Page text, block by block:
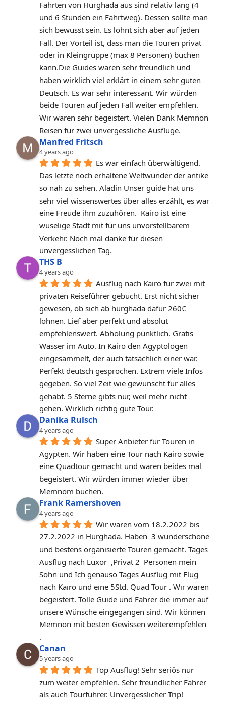
Fahrten von Hurghada aus sind relativ lang (4
und 6 Stunden ein Fahrtweg). Dessen sollte man
sich bewusst sein. Es lohnt sich aber auf jeden
Fall. Der Vorteil ist, dass man die Touren privat
oder in Kleingruppe (max 8 Personen) buchen
kann.Die Guides waren sehr freundlich und
haben wirklich viel erklärt in einem sehr guten
Deutsch. Es war sehr interessant. Wir würden
beide Touren auf jeden Fall weiter empfehlen.
Wir waren sehr begeistert. Vielen Dank Memnon
Reisen für zwei unvergessliche Ausflüge.
Manfred Fritsch
4 years ago
Es war einfach überwältigend.
Das letzte noch erhaltene Weltwunder der antike
so nah zu sehen. Aladin Unser guide hat uns
sehr viel wissenswertes über alles erzählt, es war
eine Freude ihm zuzuhören.  Kairo ist eine
wuselige Stadt mit für uns unvorstellbarem
Verkehr. Noch mal danke für diesen
unvergesslichen Tag.
THS B
4 years ago
Ausflug nach Kairo für zwei mit
privaten Reiseführer gebucht. Erst nicht sicher
gewesen, ob sich ab hurghada dafür 260€
lohnen. Lief aber perfekt und absolut
empfehlenswert. Abholung pünktlich. Gratis
Wasser im Auto. In Kairo den Ägyptologen
eingesammelt, der auch tatsächlich einer war.
Perfekt deutsch gesprochen. Extrem viele Infos
gegeben. So viel Zeit wie gewünscht für alles
gehabt. 5 Sterne gibts nur, weil mehr nicht
gehen. Wirklich richtig gute Tour.
Danika Rulsch
4 years ago
Super Anbieter für Touren in
Ägypten. Wir haben eine Tour nach Kairo sowie
eine Quadtour gemacht und waren beides mal
begeistert. Wir würden immer wieder über
Memnom buchen.
Frank Ramershoven
4 years ago
Wir waren vom 18.2.2022 bis
27.2.2022 in Hurghada. Haben  3 wunderschöne
und bestens organisierte Touren gemacht. Tages
Ausflug nach Luxor  ,Privat 2  Personen mein
Sohn und Ich genauso Tages Ausflug mit Flug
nach Kairo und eine 5Std. Quad Tour . Wir waren
begeistert. Tolle Guide und Fahrer die immer auf
unsere Wünsche eingegangen sind. Wir können
Memnon mit besten Gewissen weiterempfehlen
.
Canan
5 years ago
Top Ausflug! Sehr seriös nur
zum weiter empfehlen. Sehr freundlicher Fahrer
als auch Tourführer. Unvergesslicher Trip!